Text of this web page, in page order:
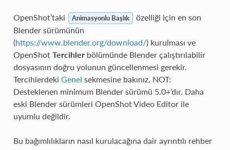
OpenShot’taki Animasyonlu Başlık
özelliği için en son
Blender sürümünün
(https://www.blender.org/download/) kurulması ve
OpenShot Tercihlerbölümünde Blender çalıştırılabilir
dosyasının doğru yolunun güncellenmesi gerekir.
Tercihlerdeki Genel sekmesine bakınız. NOT:
Desteklenen minimum Blender sürümü 5.0+’dır. Daha
eski Blender sürümleri OpenShot Video Editor ile
uyumlu değildir.
Bu bağımlılıkların nasıl kurulacağına dair ayrıntılı rehber